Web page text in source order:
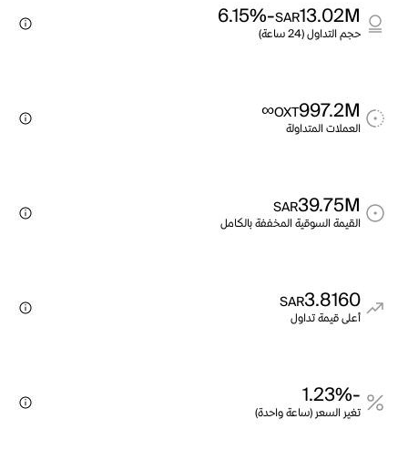
13.02M
SAR
-6.15%
حجم التداول (24 ساعة)
997.2M
OXT
∞
العملات المتداولة
39.75M
SAR
القيمة السوقية المخففة بالكامل
3.8160
SAR
أعلى قيمة تداول
-1.23%
تغير السعر (ساعة واحدة)